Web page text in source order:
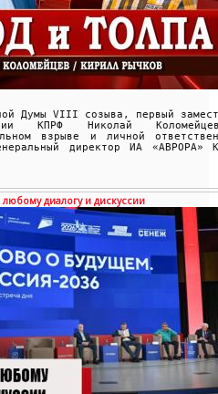
Думы VIII созыва, первый
КПРФ Николай
взрыве и личной
директор ИА «АВРОРА»
диалогу и дискуссии